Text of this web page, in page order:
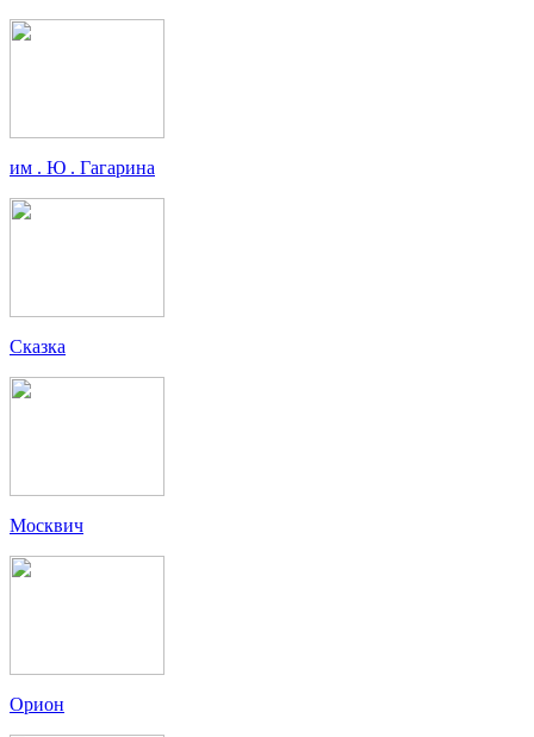
им . Ю . Гагарина
Сказка
Москвич
Орион